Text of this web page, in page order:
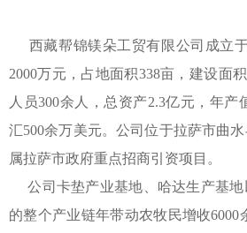
西藏帮锦镁朵工贸有限公司成立
2000万元，占地面积338亩，建设面
人员300余人，总资产2.3亿元，年产
汇500余万美元。公司位于拉萨市曲
属拉萨市政府重点招商引资项目。
公司卡垫产业基地、哈达生产基地
的整个产业链年带动农牧民增收6000